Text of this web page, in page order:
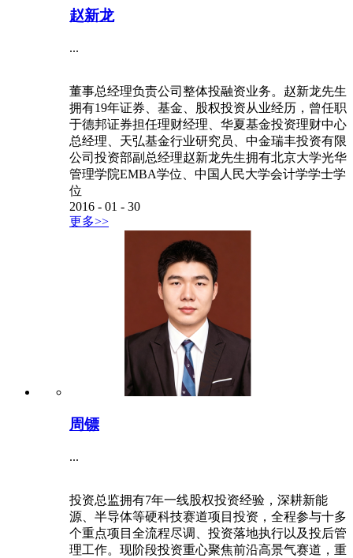
赵新龙
...
董事总经理负责公司整体投融资业务。赵新龙先生
拥有19年证券、基金、股权投资从业经历，曾任职
于德邦证券担任理财经理、华夏基金投资理财中心
总经理、天弘基金行业研究员、中金瑞丰投资有限
公司投资部副总经理赵新龙先生拥有北京大学光华
管理学院EMBA学位、中国人民大学会计学学士学
位
2016 - 01 - 30
更多>>
周镖
...
投资总监拥有7年一线股权投资经验，深耕新能
源、半导体等硬科技赛道项目投资，全程参与十多
个重点项目全流程尽调、投资落地执行以及投后管
理工作。现阶段投资重心聚焦前沿高景气赛道，重